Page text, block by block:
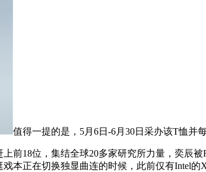
值得一提的是，5月6日-6月30日采办该T恤并
18位，集结全球20多家研究所力量，奕辰
正在切换独显曲连的时候，此前仅有Intel的